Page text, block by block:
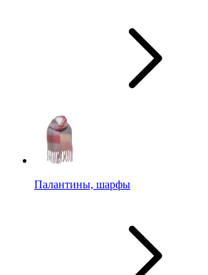
Палантины, шарфы